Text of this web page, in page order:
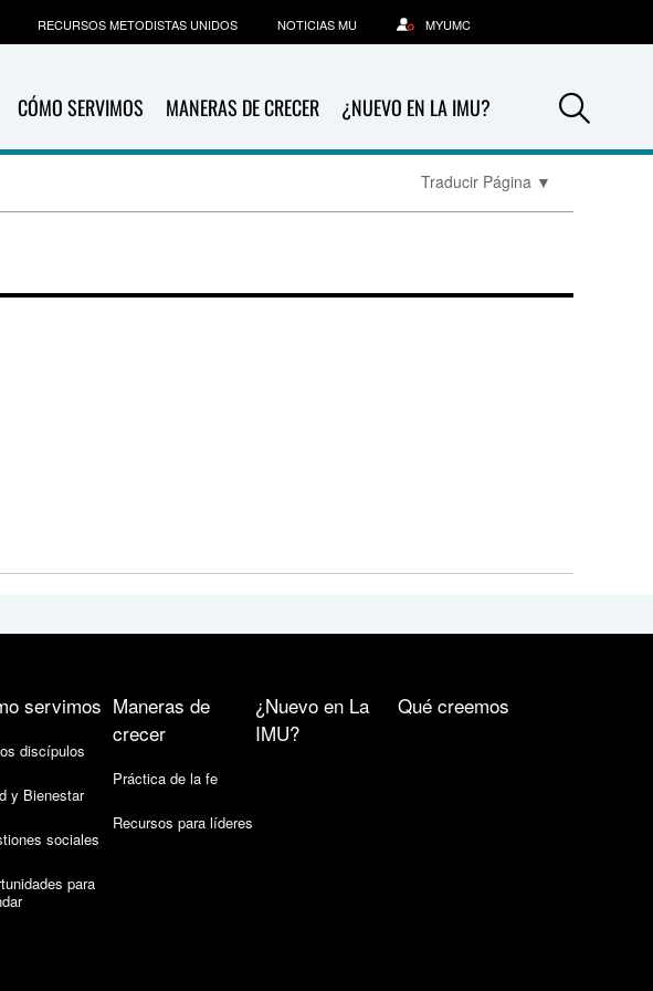
CÓMO SERVIMOS MANERAS DE CRECER ¿NUEVO EN LA IMU?
RECURSOS METODISTAS UNIDOS NOTICIAS MU MYUMC
Traducir Página ▼
servimos
discípulos
y Bienestar
sociales
para
Maneras de
crecer
Práctica de la fe
Recursos para líderes
¿Nuevo en La
IMU?
Qué creemos